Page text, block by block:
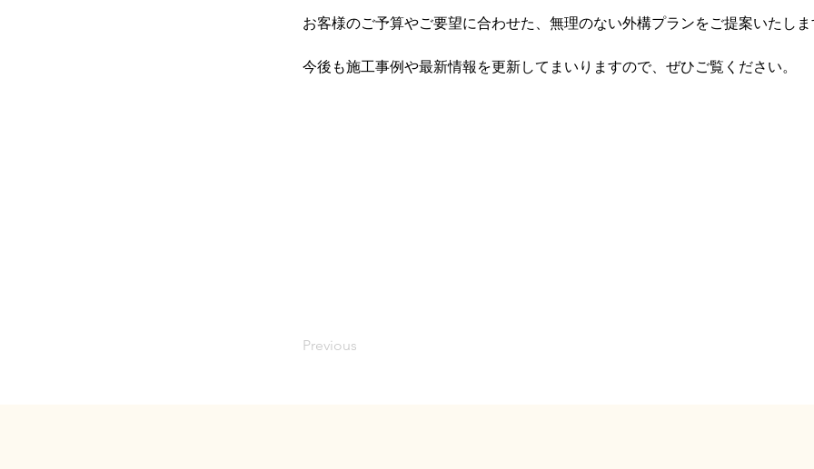
お客様のご予算やご要望に合わせた、無理のない外構プランをご提案いたしま
今後も施工事例や最新情報を更新してまいりますので、ぜひご覧ください。
Previous